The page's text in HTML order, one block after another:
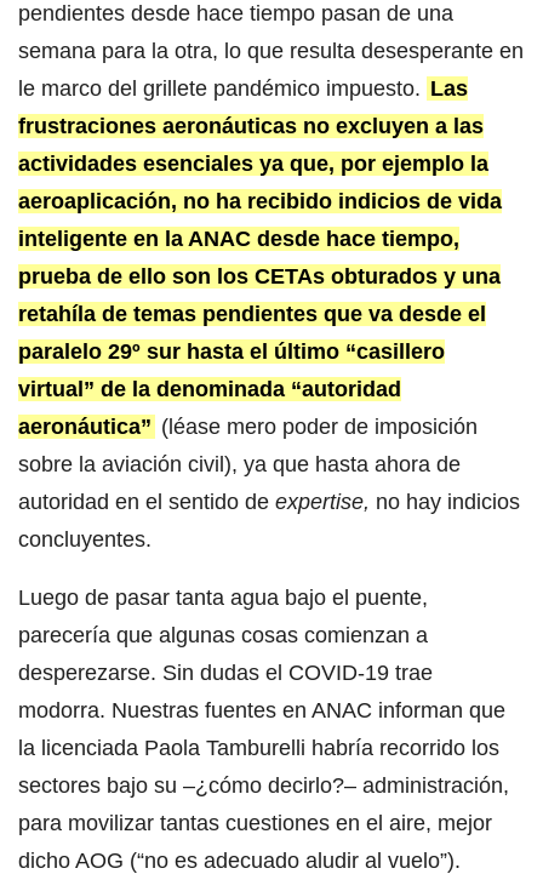
pendientes desde hace tiempo pasan de una
semana para la otra, lo que resulta desesperante en
le marco del grillete pandémico impuesto. Las
frustraciones aeronáuticas no excluyen a las
actividades esenciales ya que, por ejemplo la
aeroaplicación, no ha recibido indicios de vida
inteligente en la ANAC desde hace tiempo,
prueba de ello son los CETAs obturados y una
retahíla de temas pendientes que va desde el
paralelo 29º sur hasta el último “casillero
virtual” de la denominada “autoridad
aeronáutica” (léase mero poder de imposición
sobre la aviación civil), ya que hasta ahora de
autoridad en el sentido de expertise, no hay indicios
concluyentes.
Luego de pasar tanta agua bajo el puente,
parecería que algunas cosas comienzan a
desperezarse. Sin dudas el COVID-19 trae
modorra. Nuestras fuentes en ANAC informan que
la licenciada Paola Tamburelli habría recorrido los
sectores bajo su –¿cómo decirlo?– administración,
para movilizar tantas cuestiones en el aire, mejor
dicho AOG (“no es adecuado aludir al vuelo”).